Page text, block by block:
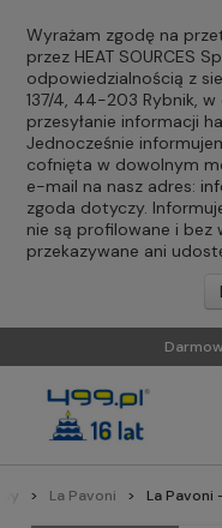
Wyrażam zgodę na
przez HEAT SOURCES
odpowiedzialnością z
137/4, 44-203 Rybnik,
przesyłanie informacji
Jednocześnie
cofnięta w dowolnym
e-mail na nasz adres:
zgoda dotyczy.
nie są profilowane i bez
przekazywane ani
La Pavoni La Pavoni